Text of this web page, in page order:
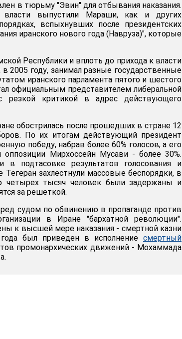
в тюрьму "Эвин" для отбывания наказания.
выпустили Мараши, как и других
вспыхнувших после президентских
иранского нового года (Навруза)", которые
Республики и вплоть до прихода к власти
2005 году, занимал разные государственные
иранского парламента пятого и шестого
официальным представителем либеральной
резкой критикой в адрес действующего
обострилась после прошедших в стране 12
По их итогам действующий президент
победу, набрав более 60% голосов, а его
оппозиции Мирхоссейн Мусави - более 30%.
в подтасовке результатов голосования и
захлестнули массовые беспорядки, в
четырех тысяч человек были задержаны и
за решеткой.
судом по обвинению в пропаганде против
в Иране "бархатной революции".
к высшей мере наказания - смертной казни
был приведен в исполнение смертный
промонархических движений - Мохаммада